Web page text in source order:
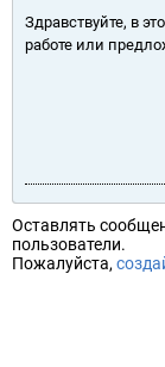
Здравствуйте, в
работе или
Оставлять
пользователи.
Пожалуйста,